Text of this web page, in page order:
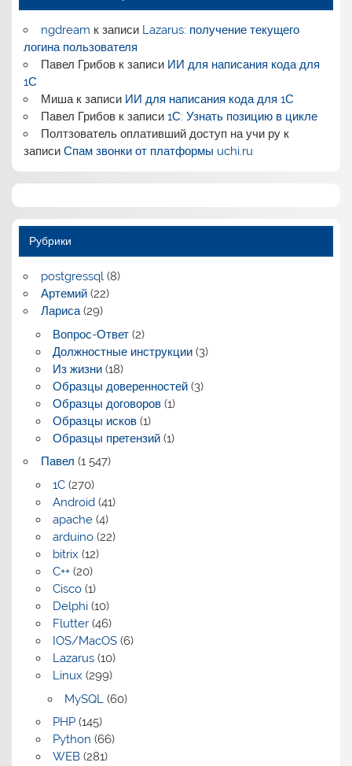
ngdream к записи Lazarus: получение текущего
логина пользователя
Павел Грибовк записи ИИ для написания кода для
1С
Мишак записи ИИ для написания кода для 1С
Павел Грибовк записи 1С: Узнать позицию в цикле
Полтзователь оплативший доступ на учи рук
записиСпам звонки от платформы uchi.ru
Рубрики
postgressql(8)
Артемий(22)
Лариса(29)
Вопрос-Ответ(2)
Должностные инструкции(3)
Из жизни(18)
Образцы доверенностей(3)
Образцы договоров(1)
Образцы исков(1)
Образцы претензий(1)
Павел (1 547)
1C(270)
Android(41)
apache(4)
arduino(22)
bitrix (12)
C++(20)
Cisco(1)
Delphi(10)
Flutter(46)
IOS/MacOS(6)
Lazarus(10)
Linux (299)
MySQL (60)
PHP(145)
Python (66)
WEB(281)